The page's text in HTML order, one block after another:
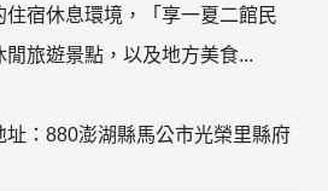
宿休息環境，「享一夏二館民
旅遊景點，以及地方美食...
址：880澎湖縣馬公市光榮里縣府